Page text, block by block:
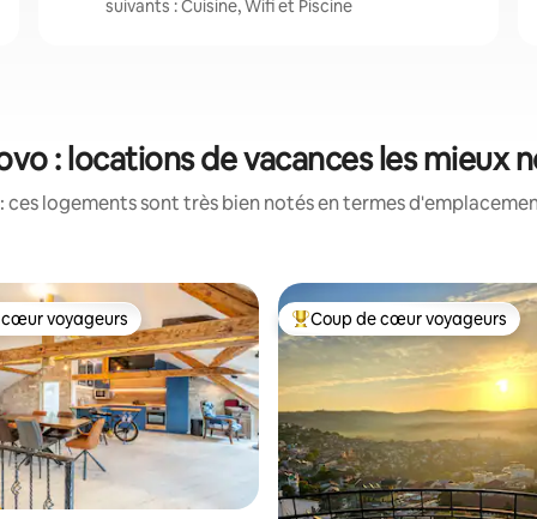
suivants : Cuisine, Wifi et Piscine
: locations de vacances les mieux
ces logements sont très bien notés en termes
cœur voyageurs
voyageurs Coups de cœur voyageurs les
Coup de cœur voyageurs